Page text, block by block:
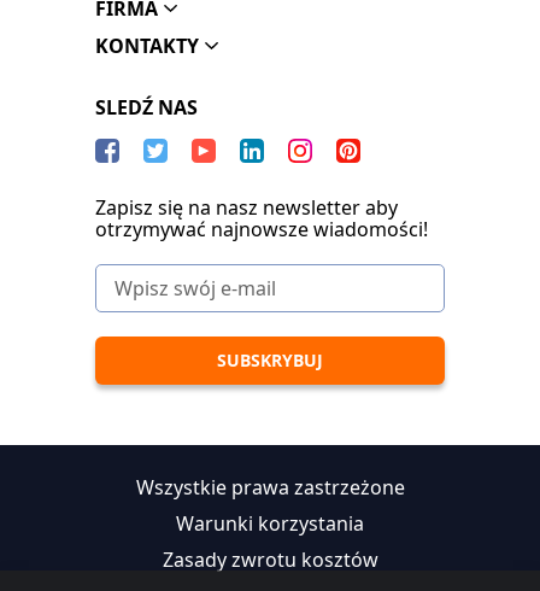
FIRMA
KONTAKTY
SLEDŹ NAS
Zapisz się na nasz newsletter aby
otrzymywać najnowsze wiadomości!
Wszystkie prawa zastrzeżone
Warunki korzystania
Zasady zwrotu kosztów